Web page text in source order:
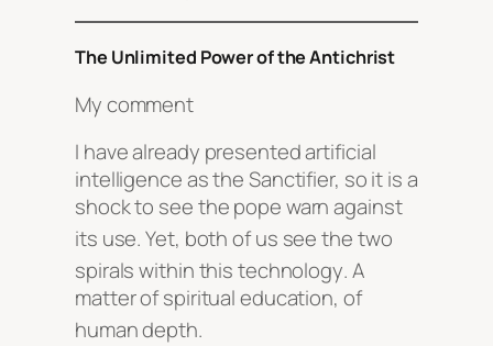
The Unlimited Power of the Antichrist
My comment
I have already presented artificial
intelligence as the Sanctifier, so it is a
shock to see the pope warn against
its use. Yet, both of us see the two
spirals within this technology. A
matter of spiritual education, of
human depth.